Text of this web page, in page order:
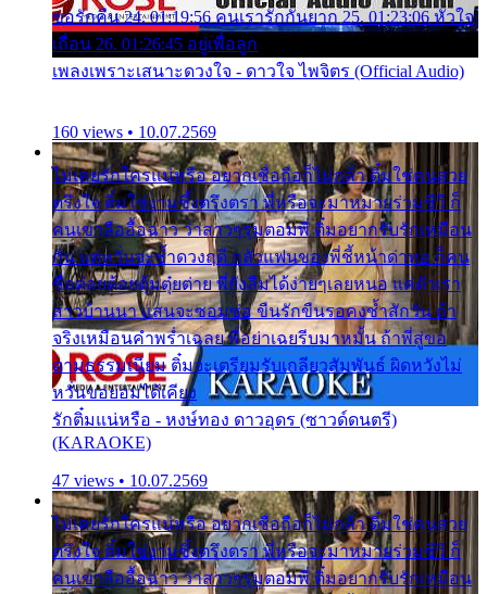
ขอรักคืน 24. 01:19:56 คนเรารักกันยาก 25. 01:23:06 หัวใจ
เถื่อน 26. 01:26:45 อยู่เพื่อลูก
เพลงเพราะเสนาะดวงใจ - ดาวใจ ไพจิตร (Official Audio)
160 views • 10.07.2569
ไม่เคยรักใครแน่หรือ อยากเชื่อถือก็ไม่กล้า ติ๋มใช่คนสวย
ตรึงใจ ติ๋มใช่งามซึ้งตรึงตรา พี่หรือจะมาหมายร่วมชีวี ก็
คนเขาลืออื้อฉาว ว่าสาวๆรุมตอมพี่ ติ๋มอยากรับรักเหมือน
กัน แต่หวั่นจะช้ำดวงฤดี กลัวแฟนของพี่ชี้หน้าด่าทอ ก็คน
ชื่อต๋อยต้อยตุ้มตุ๋ยต่าย พี่ยังลืมได้ง่ายๆเลยหนอ แค่ตัวเรา
สาวบ้านนา แสนจะซอมซ่อ ขืนรักขืนรอคงช้ำสักวัน ถ้า
จริงเหมือนคำพร่ำเฉลย พี่อย่าเฉยรีบมาหมั้น ถ้าพี่สู่ขอ
ตามธรรมเนียม ติ๋มจะเตรียมรับเกลียวสัมพันธ์ ผิดหวังไม่
หวั่นขอยอมได้เคียง
รักติ๋มแน่หรือ - หงษ์ทอง ดาวอุดร (ซาวด์ดนตรี)
(KARAOKE)
47 views • 10.07.2569
ไม่เคยรักใครแน่หรือ อยากเชื่อถือก็ไม่กล้า ติ๋มใช่คนสวย
ตรึงใจ ติ๋มใช่งามซึ้งตรึงตรา พี่หรือจะมาหมายร่วมชีวี ก็
คนเขาลืออื้อฉาว ว่าสาวๆรุมตอมพี่ ติ๋มอยากรับรักเหมือน